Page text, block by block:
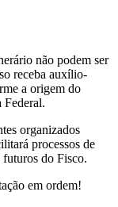
não podem ser
receba auxílio-
a origem do
Federal.
organizados
processos de
futuros do Fisco.
em ordem!